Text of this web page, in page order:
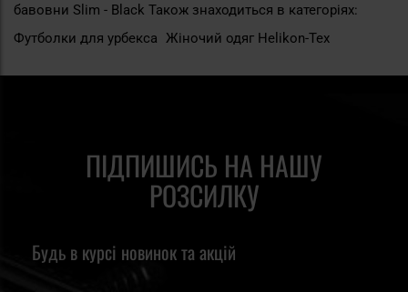
бавовни Slim - Black Також знаходиться в категоріях:
Футболки для урбекса Жіночий одяг Helikon-Tex
ПІДПИШИСЬ НА НАШУ
РОЗСИЛКУ
Будь в курсі новинок та акцій